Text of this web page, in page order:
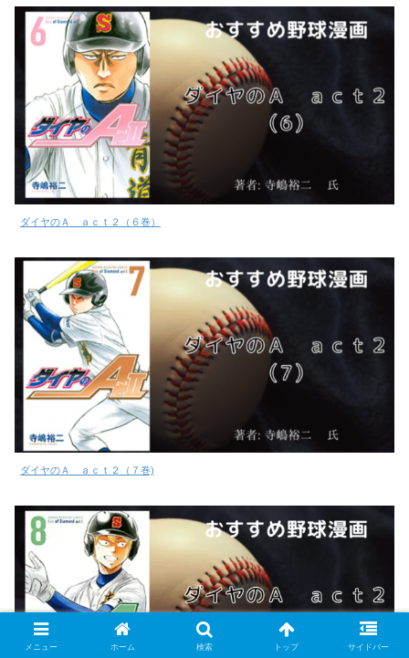
ダイヤのＡ ａｃｔ２（６巻）
ダイヤのＡ ａｃｔ２（７巻)
メニュー ホーム 検索 トップ サイドバー